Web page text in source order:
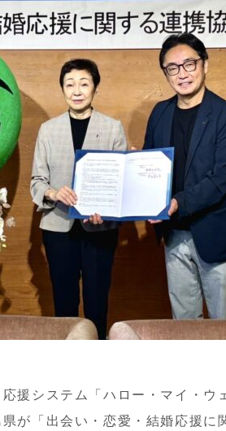
援システム「ハロー・マイ・ウ
が「出会い・恋愛・結婚応援に